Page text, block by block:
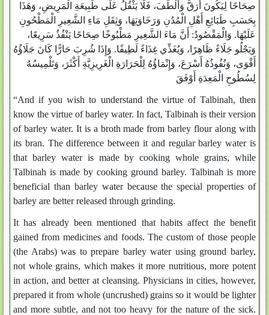
صِحَاحًا لِيَكُونَ أَرَقَّ وَأَلْطَفَ، فَلَا يَثْقُلُ عَلَى طَبِيعَةِ الْمَرِيضِ، وَهَذَا
بِحَسَبِ طَبَائِعِ أَهْلِ الْمُدُنِ وَرَخَاوَتِهَا، وَثِقَلِ مَاءِ الشَّعِيرِ الْمَطْحُونِ
عَلَيْهَا. وَالْمَقْصُودُ: أَنَّ مَاءَ الشَّعِيرِ مَطْبُوخًا صِحَاحًا يَنْفُذُ سَرِيعًا،
وَيَجْلُو جَلَاءً ظَاهِرًا، وَيُغَذِّي غِذَاءً لَطِيفًا. وَإِذَا شُرِبَ حَارًّا كَانَ جَلَاؤُهُ
أَقْوَى، وَنُفُوذُهُ أَسْرَعَ، وَإِنْمَاؤُهُ لِلْحَرَارَةِ الْغَرِيزِيَّةِ أَكْثَرَ، وَتَلْمِيسُهُ
لِسُطُوحِ الْمَعِدَةِ أَوْفَقَ
“And if you wish to understand the virtue of Talbinah, then
know the virtue of barley water. In fact, Talbinah is their version
of barley water. It is a broth made from barley flour along with
its bran. The difference between it and regular barley water is
that barley water is made by cooking whole grains, while
Talbinah is made by cooking ground barley. Talbinah is more
beneficial than barley water because the special properties of
barley are better released through grinding.
It has already been mentioned that habits affect the benefit
gained from medicines and foods. The custom of those people
(the Arabs) was to prepare barley water using ground barley,
not whole grains, which makes it more nutritious, more potent
in action, and better at cleansing. Physicians in cities, however,
prepared it from whole (uncrushed) grains so it would be lighter
and more subtle, and not too heavy for the nature of the sick.